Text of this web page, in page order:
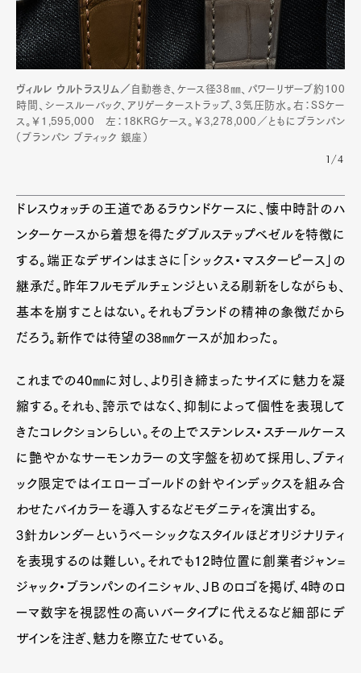
ヴィルレ ウルトラスリム／ 自動巻き、ケース径38㎜、パワーリザーブ約100
時間、シースルーバック、アリゲーターストラップ、3気圧防水。右：SSケー
ス。￥1,595,000 左：18KRGケース。￥3,278,000／ともにブランパン
（ブランパン ブティック 銀座）
1/4
ドレスウォッチの王道であるラウンドケースに、懐中時計のハ
ンターケースから着想を得たダブルステップベゼルを特徴に
する。端正なデザインはまさに「シックス・マスターピース」の
継承だ。昨年フルモデルチェンジといえる刷新をしながらも、
基本を崩すことはない。それもブランドの精神の象徴だから
だろう。新作では待望の38㎜ケースが加わった。
これまでの40㎜に対し、より引き締まったサイズに魅力を凝
縮する。それも、誇示ではなく、抑制によって個性を表現して
きたコレクションらしい。その上でステンレス・スチールケース
に艶やかなサーモンカラーの文字盤を初めて採用し、ブティ
ック限定ではイエローゴールドの針やインデックスを組み合
わせたバイカラーを導入するなどモダニティを演出する。
3針カレンダーというベーシックなスタイルほどオリジナリティ
を表現するのは難しい。それでも12時位置に創業者ジャン=
ジャック・ブランパンのイニシャル、ＪＢのロゴを掲げ、4時のロ
ーマ数字を視認性の高いバータイプに代えるなど細部にデ
ザインを注ぎ、魅力を際立たせている。